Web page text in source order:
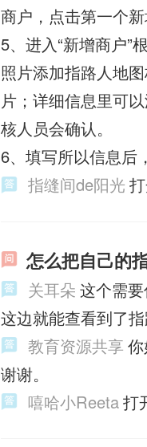
商户，点击第一个新
5、进入“新增商户”
照片添加指路人地
片；详细信息里可
核人员会确认。
6、填写所以信息后
指缝间de阳光
怎么把自己的
关耳朵 这个需
这边就能查看到了
教育资源共享
谢谢。
嘻哈小Reeta打